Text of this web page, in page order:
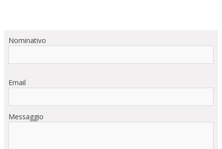
Nominativo
Email
Messaggio